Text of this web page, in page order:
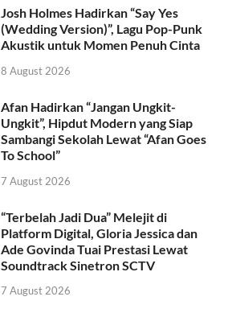
Josh Holmes Hadirkan “Say Yes
(Wedding Version)”, Lagu Pop-Punk
Akustik untuk Momen Penuh Cinta
8 August 2026
Afan Hadirkan “Jangan Ungkit-
Ungkit”, Hipdut Modern yang Siap
Sambangi Sekolah Lewat “Afan Goes
To School”
7 August 2026
“Terbelah Jadi Dua” Melejit di
Platform Digital, Gloria Jessica dan
Ade Govinda Tuai Prestasi Lewat
Soundtrack Sinetron SCTV
7 August 2026